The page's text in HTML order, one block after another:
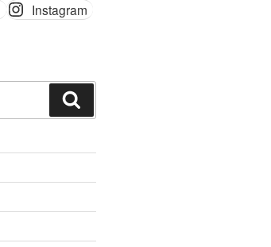
Instagram